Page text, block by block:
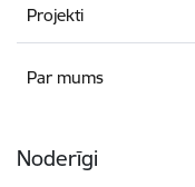
Projekti
Par mums
Noderīgi